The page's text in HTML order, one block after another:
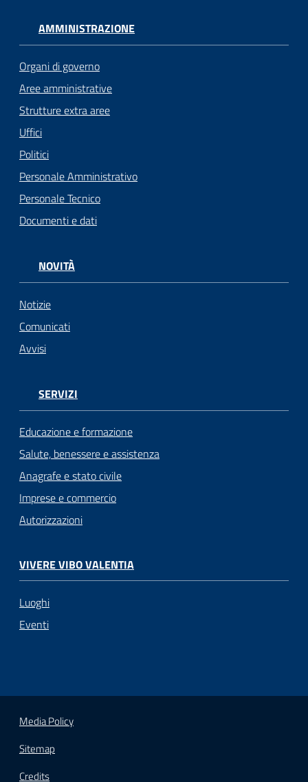
AMMINISTRAZIONE
Organi di governo
Aree amministrative
Strutture extra aree
Uffici
Politici
Personale Amministrativo
Personale Tecnico
Documenti e dati
NOVITÀ
Notizie
Comunicati
Avvisi
SERVIZI
Educazione e formazione
Salute, benessere e assistenza
Anagrafe e stato civile
Imprese e commercio
Autorizzazioni
VIVERE VIBO VALENTIA
Luoghi
Eventi
Media Policy
Sitemap
Credits